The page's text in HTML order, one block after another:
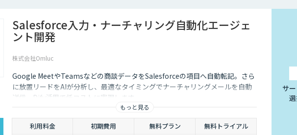
Salesforce入力・ナーチャリング自動化エージェ
ント開発
株式会社Omluc
Google MeetやTeamsなどの商談データをSalesforceの項目へ自動転記。さら
に放置リードをAIが分析し、最適なタイミングでナーチャリングメールを自動
送信。Dify活用で低コストに実現します。
もっと見る
利用料金 初期費用 無料プラン 無料トライアル
サ